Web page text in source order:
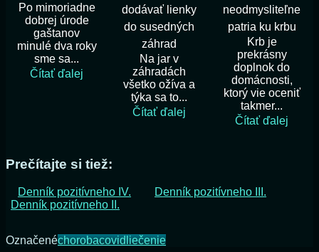
Po mimoriadne
dobrej úrode
gaštanov
minulé dva roky
sme sa...
Čítať ďalej
dodávať lienky
do susedných
záhrad
Na jar v
záhradách
všetko ožíva a
týka sa to...
Čítať ďalej
neodmysliteľne
patria ku krbu
Krb je
prekrásny
doplnok do
domácnosti,
ktorý vie oceniť
takmer...
Čítať ďalej
Prečítajte si tiež:
Denník pozitívneho IV.
Denník pozitívneho III.
Denník pozitívneho II.
Označenéchorobacovidliečenie